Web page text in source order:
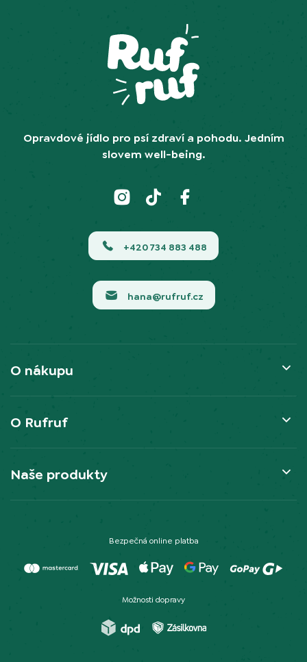
Opravdové jídlo pro psí zdraví a pohodu. Jedním
slovem well-being.
+420 734 883 488
hana@rufruf.cz
O nákupu
O Rufruf
Naše produkty
Bezpečná online platba
Možnosti dopravy